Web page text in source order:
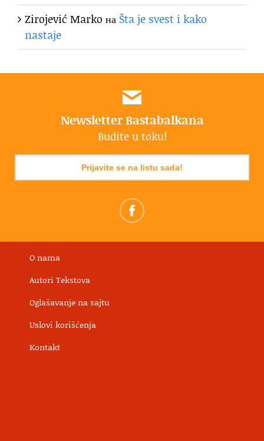
Zirojević Marko на Šta je svest i kako
nastaje
Newsletter Bastabalkana
Budite u toku!
Prijavite se na listu sada!
O nama
Autori Tekstova
Oglašavanje na sajtu
Uslovi korišćenja
Kontakt